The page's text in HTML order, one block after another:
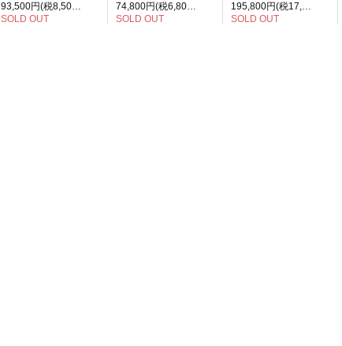
93,500円(税8,500円)
SOLD OUT
74,800円(税6,800円)
SOLD OUT
195,800円(税17,800円)
SOLD OUT